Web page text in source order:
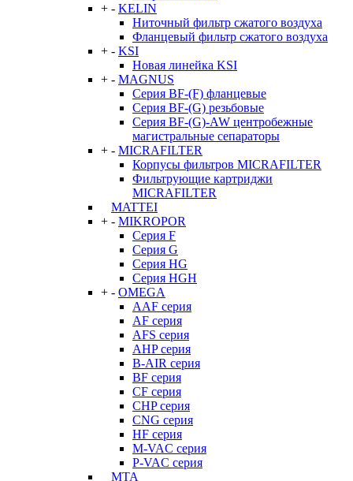
+ - KELIN
Ниточный фильтр сжатого воздуха
Фланцевый фильтр сжатого воздуха
+ - KSI
Новая линейка KSI
+ - MAGNUS
Серия BF-(F) фланцевые
Серия BF-(G) резьбовые
Серия BF-(G)-AW центробежные
магистральные сепараторы
+ - MICRAFILTER
Корпусы фильтров MICRAFILTER
Фильтрующие картриджи
MICRAFILTER
MATTEI
+ - MIKROPOR
Серия F
Серия G
Серия HG
Серия HGH
+ - OMEGA
AAF серия
AF серия
AFS серия
AHP серия
B-AIR серия
BF серия
CF серия
CHP серия
CNG серия
HF серия
M-VAC серия
P-VAC серия
MTA